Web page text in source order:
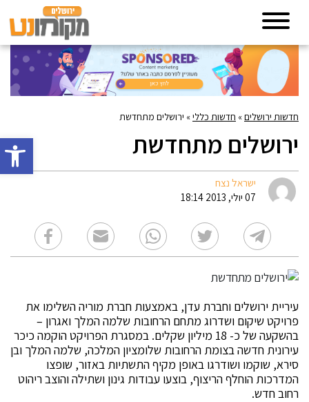
פתח
חדשות ירושלים» חדשות כללי» ירושלים מתחדשת
ירושלים מתחדשת
ישראל נצח
07 יולי, 2013 18:14
עיריית ירושלים וחברת עדן, באמצעות חברת מוריה השלימו את
פרויקט שיקום ושדרוג מתחם הרחובות שלמה המלך ואגרון –
בהשקעה של כ- 18 מיליון שקלים. במסגרת הפרויקט הוקמה כיכר
עירונית חדשה בצומת הרחובות שלומציון המלכה, שלמה המלך ובן
סירא, שוקמו ושודרגו באופן מקיף התשתיות באזור, שופצו
המדרכות הוחלף הריצוף, בוצעו עבודות גינון ושתילה והוצב ריהוט
רחוב חדש.